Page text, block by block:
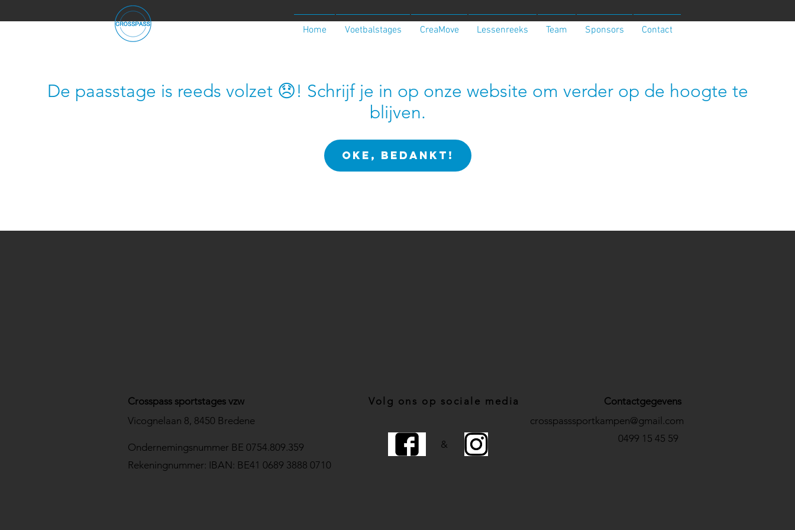
Home Voetbalstages CreaMove Lessenreeks Team Sponsors Contact
De paasstage is reeds volzet 😞! Schrijf je in op onze website om verder op de hoogte te
blijven.
OKE, BEDANKT!
Crosspass sportstages vzw
Vicognelaan 8, 8450 Bredene
Ondernemingsnummer BE 0754.809.359
Volg ons op sociale media
Contactgegevens
crosspasssportkampen@gmail.com
&
0499 15 45 59
Rekeningnummer: IBAN: BE41 0689 3888 0710